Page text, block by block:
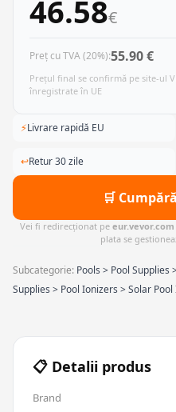
46.58€
Preț cu TVA (20%):55.90 €
Prețul final se confirmă pe site-ul
înregistrate în UE
⚡Livrare rapidă EU
↩Retur 30 zile
🛒
Vei fi redirecționat pe eur.vevor.com
plata se
Subcategorie: Pools > Pool Supplies
Supplies > Pool Ionizers > Solar
📋 Detalii produs
Brand